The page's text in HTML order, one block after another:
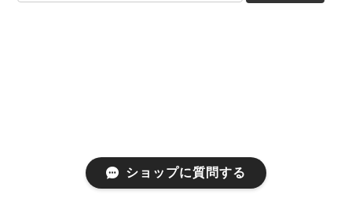
ショップに質問する